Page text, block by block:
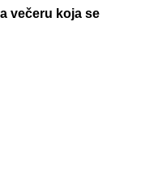
večeru koja se